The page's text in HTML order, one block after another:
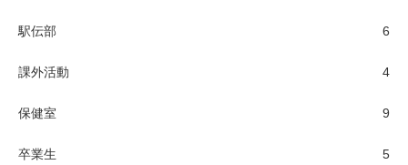
駅伝部 6
課外活動 4
保健室 9
卒業生 5